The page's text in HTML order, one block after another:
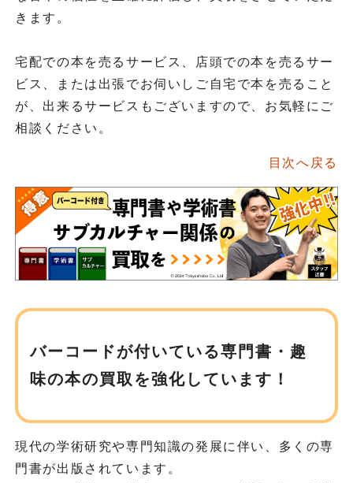
きます。
宅配での本を売るサービス、店頭での本を売るサー
ビス、または出張でお伺いしご自宅で本を売ること
が、出来るサービスもございますので、お気軽にご
相談ください。
目次へ戻る
バーコードが付いている専門書・趣
味の本の買取を強化しています！
現代の学術研究や専門知識の発展に伴い、多くの専
門書が出版されています。